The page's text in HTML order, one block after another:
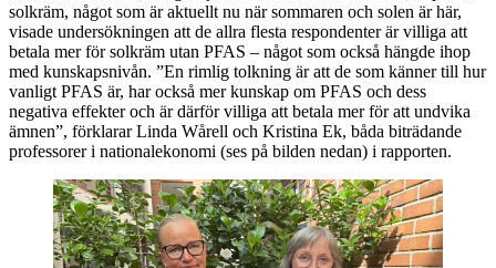
solkräm, något som är aktuellt nu när sommaren och solen är här,
visade undersökningen att de allra flesta respondenter är villiga att
betala mer för solkräm utan PFAS – något som också hängde ihop
med kunskapsnivån. ”En rimlig tolkning är att de som känner till hur
vanligt PFAS är, har också mer kunskap om PFAS och dess
negativa effekter och är därför villiga att betala mer för att undvika
ämnen”, förklarar Linda Wårell och Kristina Ek, båda biträdande
professorer i nationalekonomi (ses på bilden nedan) i rapporten.